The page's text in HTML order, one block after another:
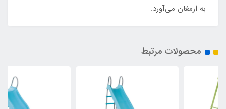
به ارمغان می‌آورد.
محصولات مرتبط